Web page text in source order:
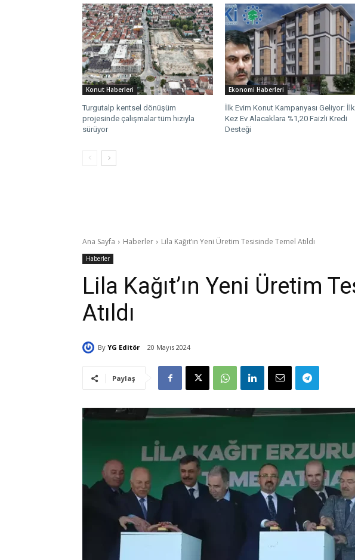
Konut Haberleri
Turgutalp kentsel dönüşüm
projesinde çalışmalar tüm hızıyla
sürüyor
Ekonomi Haberleri
İlk Evim Konut Kampanyası Geliyor: İlk
Kez Ev Alacaklara %1,20 Faizli Kredi
Desteği